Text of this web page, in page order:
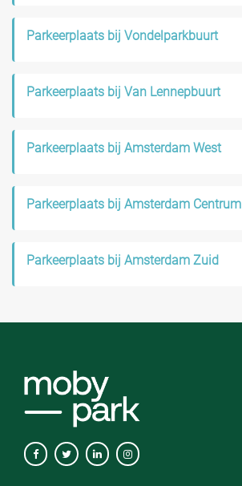
Parkeerplaats bij Vondelparkbuurt
Parkeerplaats bij Van Lennepbuurt
Parkeerplaats bij Amsterdam West
Parkeerplaats bij Amsterdam Centrum
Parkeerplaats bij Amsterdam Zuid